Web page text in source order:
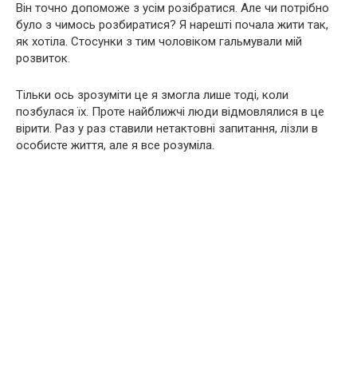
Він точно допоможе з усім розібратися. Але чи потрібно
було з чимось розбиратися? Я нарешті почала жити так,
як хотіла. Стосунки з тим чоловіком гальмували мій
розвиток.
Тільки ось зрозуміти це я змогла лише тоді, коли
позбулася їх. Проте найближчі люди відмовлялися в це
вірити. Раз у раз ставили нетактовні запитання, лізли в
особисте життя, але я все розуміла.